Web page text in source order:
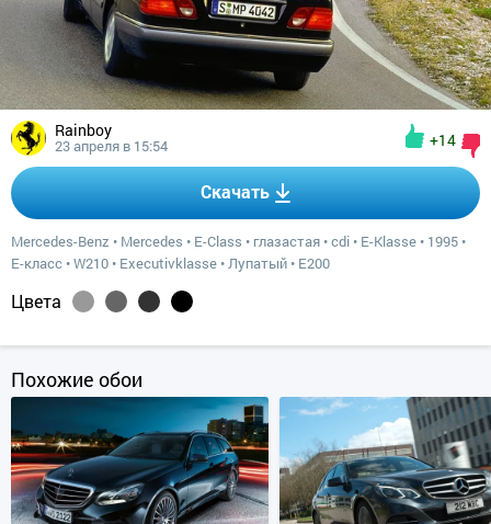
Rainboy
23 апреля в 15:54 +14
Скачать
Mercedes-Benz • Mercedes • E-Class • глазастая •cdi • E-Klasse • 1995 •
E-класс •W210 • Executivklasse •Лупатый • E200
Цвета
Похожие обои